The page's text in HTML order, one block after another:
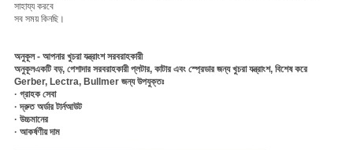
সাহায্য করবে
সব সময় কিনছি।
অনুকূল - আপনার খুচরা যন্ত্রাংশ সরবরাহকারী
অনুকূলএকটি বড়, পেশাদার সরবরাহকারী প্লটার, কাটার এবং স্প্রেডার জন্য খুচরা যন্ত্রাংশ, বিশেষ করে
Gerber, Lectra, Bullmer জন্য উপযুক্তঃ
· গ্রাহক সেবা
· দ্রুত অর্ডার টার্নআউট
· উচ্চমানের
· আকর্ষণীয় দাম